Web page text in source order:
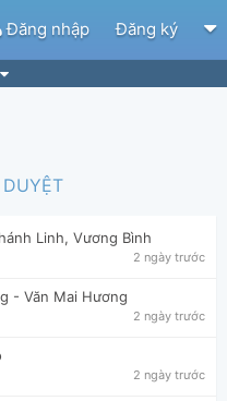
Đăng nhập Đăng ký
Tải ứng dụng
Linh, Vương Bình
2 ngày trước
- Văn Mai Hương
2 ngày trước
2 ngày trước